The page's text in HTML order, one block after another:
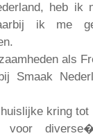
heb ik
ik me
als
Smaak
kring
voor